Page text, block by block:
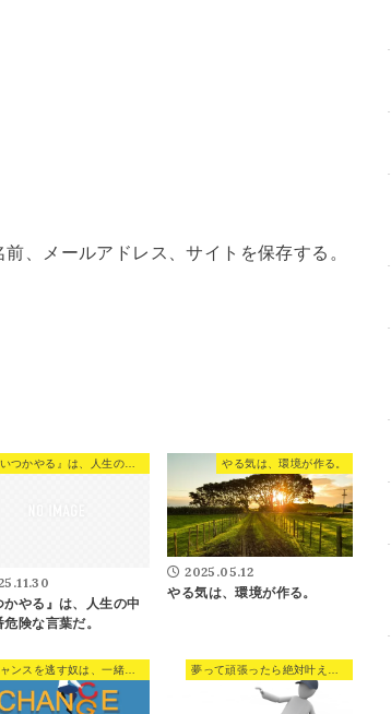
、メールアドレス、サイトを保存する。
かやる』は、人生の中
険な言葉だ。
やる気は、環境が作る。
2025.05.12
やる気は、環境が作る。
チャンスを逃す奴は、一緒稼げない。 夢って頑張ったら絶対叶えられるの？